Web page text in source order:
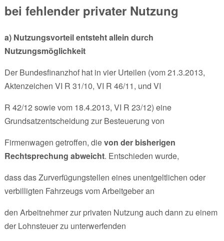
bei fehlender privater Nutzung
a) Nutzungsvorteil entsteht allein durch
Nutzungsmöglichkeit
Der Bundesfinanzhof hat in vier Urteilen (vom 21.3.2013,
Aktenzeichen VI R 31/10, VI R 46/11, und VI
R 42/12 sowie vom 18.4.2013, VI R 23/12) eine
Grundsatzentscheidung zur Besteuerung von
Firmenwagen getroffen, dievon der bisherigen
Rechtsprechung abweicht. Entschieden wurde,
dass das Zurverfügungstellen eines unentgeltlichen oder
verbilligten Fahrzeugs vom Arbeitgeber an
den Arbeitnehmer zur privaten Nutzung auch dann zu einem
der Lohnsteuer zu unterwerfenden